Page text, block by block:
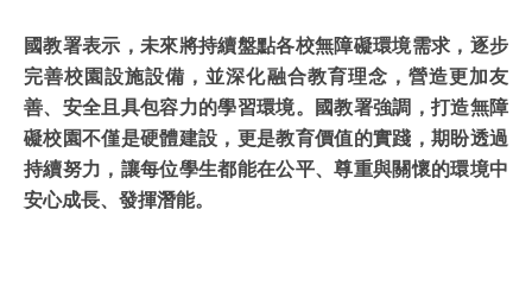
國教署表示，未來將持續盤點各校無障礙環境需求，逐步
完善校園設施設備，並深化融合教育理念，營造更加友
善、安全且具包容力的學習環境。國教署強調，打造無障
礙校園不僅是硬體建設，更是教育價值的實踐，期盼透過
持續努力，讓每位學生都能在公平、尊重與關懷的環境中
安心成長、發揮潛能。